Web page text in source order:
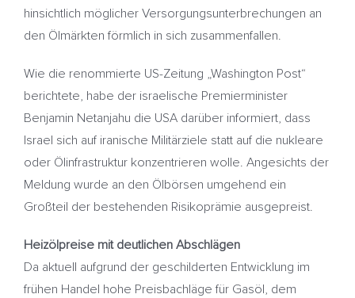
hinsichtlich möglicher Versorgungsunterbrechungen an
den Ölmärkten förmlich in sich zusammenfallen.
Wie die renommierte US-Zeitung „Washington Post“
berichtete, habe der israelische Premierminister
Benjamin Netanjahu die USA darüber informiert, dass
Israel sich auf iranische Militärziele statt auf die nukleare
oder Ölinfrastruktur konzentrieren wolle. Angesichts der
Meldung wurde an den Ölbörsen umgehend ein
Großteil der bestehenden Risikoprämie ausgepreist.
Heizölpreise mit deutlichen Abschlägen
Da aktuell aufgrund der geschilderten Entwicklung im
frühen Handel hohe Preisbachläge für Gasöl, dem